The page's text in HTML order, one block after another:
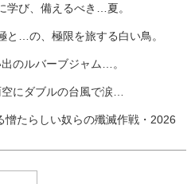
学び、備えるべき…夏。
…の、極限を旅する白い鳥。
のルバーブジャム…。
にダブルの台風で涙…
憎たらしい奴らの殲滅作戦・2026